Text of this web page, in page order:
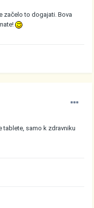
začelo to dogajati. Bova
tablete, samo k zdravniku